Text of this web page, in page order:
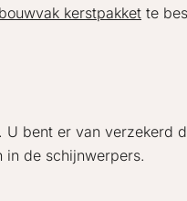
bouwvak kerstpakket te
bent er van verzekerd
in de schijnwerpers.